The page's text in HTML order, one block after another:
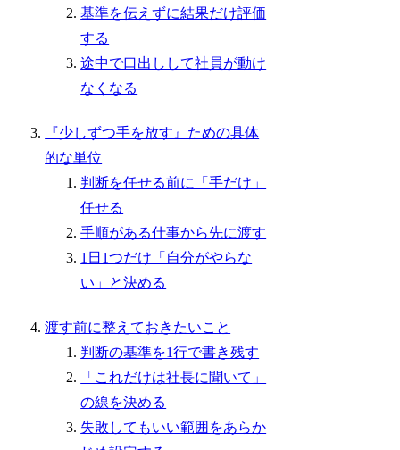
基準を伝えずに結果だけ評価
する
途中で口出しして社員が動け
なくなる
『少しずつ手を放す』ための具体
的な単位
判断を任せる前に「手だけ」
任せる
手順がある仕事から先に渡す
1日1つだけ「自分がやらな
い」と決める
渡す前に整えておきたいこと
判断の基準を1行で書き残す
「これだけは社長に聞いて」
の線を決める
失敗してもいい範囲をあらか